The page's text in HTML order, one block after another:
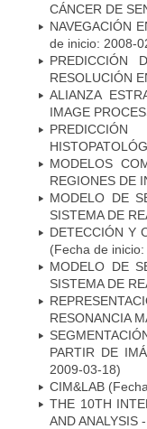
CÁNCER DE
NAVEGACIÓN
de inicio: 2008-
PREDICCIÓN
RESOLUCIÓN
ALIANZA
IMAGE
MODELOS
REGIONES DE
MODELO DE
SISTEMA DE
DETECCIÓN Y
(Fecha de
MODELO DE
SISTEMA DE
RESONANCIA
PARTIR DE
2009-03-18)
CIM&LAB
THE 10TH
AND ANALYSIS